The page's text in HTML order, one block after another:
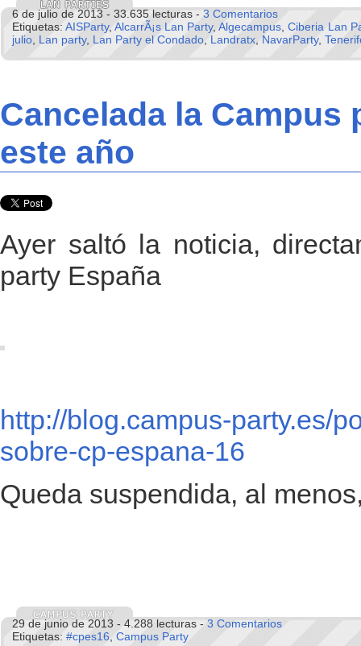
6 de julio de 2013 - 33.635 lecturas - 3 Comentarios
Etiquetas:AISParty,AlcarrÃ¡s Lan Party,Algecampus,Ciberia Lan
julio, Lan party, Lan Party el Condado, Landratx, NavarParty,
Cancelada la
este año
Ayer saltó la noticia,
party España
http://blog.campus-party.es/
sobre-cp-espana-16
Queda suspendida, al
29 de junio de 2013 - 4.288 lecturas - 3 Comentarios
Etiquetas: #cpes16 Campus Party